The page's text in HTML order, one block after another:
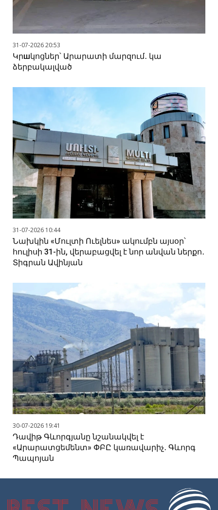
31-07-2026 20:53
Կրшկոցներ՝ Արարատի մարզում․ կա
ձերբակալված
31-07-2026 10:44
Նախկին «Մուլտի Ուելնես» ակումբն այսօր՝
հուլիսի 31-ին, վերաբացվել է նոր անվան ներքո․
Տիգրան Ավինյան
30-07-2026 19:41
Դավիթ Գևորգյանը նշանակվել է
«Արարատցեմենտ» ՓԲԸ կառավարիչ․ Գևորգ
Պապոյան